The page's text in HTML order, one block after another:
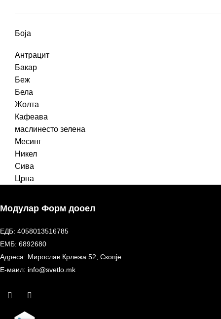
Боја
Антрацит
Бакар
Беж
Бела
Жолта
Кафеава
маслинесто зелена
Месинг
Никел
Сива
Црна
Модулар Форм дооел
ЕДБ: 4058013516785
ЕМБ: 6892680
Адреса: Мирослав Крлежа 52, Скопје
Е-маил: info@svetlo.mk